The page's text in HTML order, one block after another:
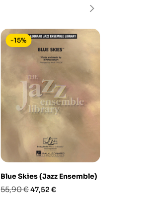
Blue Skies (Jazz Ensemble)
Prezzo
55,90 €Prezzo
47,52 €
-15%